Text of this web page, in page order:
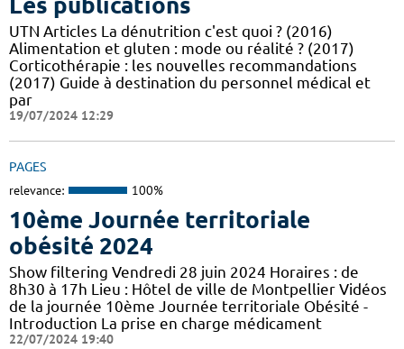
UTN Articles La dénutrition c'est quoi ? (2016)
Alimentation et gluten : mode ou réalité ? (2017)
Corticothérapie : les nouvelles recommandations
(2017) Guide à destination du personnel médical et
par
19/07/2024 12:29
PAGES
relevance: 100%
10ème Journée territoriale
obésité 2024
Show filtering Vendredi 28 juin 2024 Horaires : de
8h30 à 17h Lieu : Hôtel de ville de Montpellier Vidéos
de la journée 10ème Journée territoriale Obésité -
Introduction La prise en charge médicament
22/07/2024 19:40